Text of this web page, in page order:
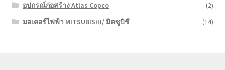
อุปกรณ์ก่อสร้าง Atlas Copco
(2)
มอเตอร์ไฟฟ้า MITSUBISHI/ มิตซูบิชี
(14)